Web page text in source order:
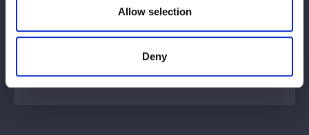
Allow selection
Deny
9分5秒
岩谷麻優：横入り式エビ固め
試合レポートを見る